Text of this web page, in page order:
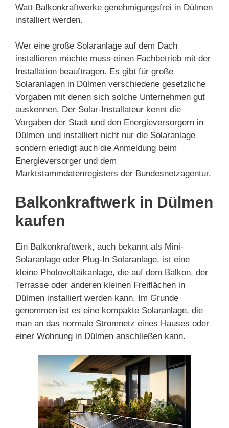
Watt Balkonkraftwerke genehmigungsfrei in Dülmen
installiert werden.
Wer eine große Solaranlage auf dem Dach
installieren möchte muss einen Fachbetrieb mit der
Installation beauftragen. Es gibt für große
Solaranlagen in Dülmen verschiedene gesetzliche
Vorgaben mit denen sich solche Unternehmen gut
auskennen. Der Solar-Installateur kennt die
Vorgaben der Stadt und den Energieversorgern in
Dülmen und installiert nicht nur die Solaranlage
sondern erledigt auch die Anmeldung beim
Energieversorger und dem
Marktstammdatenregisters der Bundesnetzagentur.
Balkonkraftwerk in Dülmen
kaufen
Ein Balkonkraftwerk, auch bekannt als Mini-
Solaranlage oder Plug-In Solaranlage, ist eine
kleine Photovoltaikanlage, die auf dem Balkon, der
Terrasse oder anderen kleinen Freiflächen in
Dülmen installiert werden kann. Im Grunde
genommen ist es eine kompakte Solaranlage, die
man an das normale Stromnetz eines Hauses oder
einer Wohnung in Dülmen anschließen kann.